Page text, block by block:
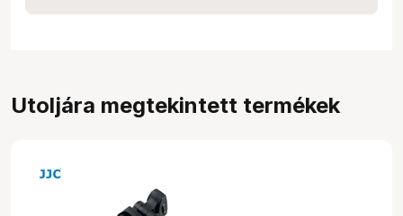
Utoljára megtekintett termékek